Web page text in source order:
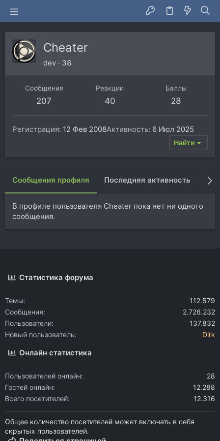
Cheater
dev · 38
Сообщения
207
Реакции
40
Баллы
28
Регистрация 12 Фев 2008Активность 6 Июл 2025
Найти
Сообщения профиля Последняя активность
В профиле пользователя Cheater пока нет ни одного
сообщения.
Статистика форума
Темы
112.579
Сообщения
2.726.232
Пользователи
137.832
Новый пользователь
Dirk
Онлайн статистика
Пользователей онлайн
28
Гостей онлайн
12.288
Всего посетителей
12.316
Общее количество посетителей может включать в себя
скрытых пользователей.